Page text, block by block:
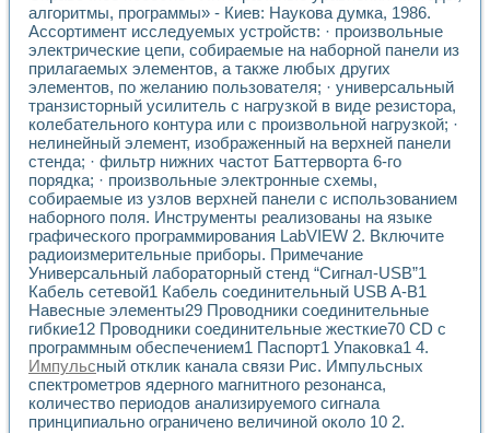
Обратный маятник
Устройство для изучения основ интерфейсов обмена по
Лабораторный практикум: изучение адиабатического
Стенд для исследования электрических переходных
Система статистической обработки результатов
Автоматизация лазерно-плазменных измерений с
Модельно-измерительный комплекс. Назначение. Состав.
Использование технологий NATIONAL INSTRUMENTS
Учебный практикум "Спектральный и корреляционный
Учебный стенд для исследования принципа действия
Оборудование и программное обеспечение учебных
Виртуальный лабораторный практикум для изучения
Управление роботом ТУР-10 средствами LabVIEW
Аппаратно-программный комплекс для исследования
Автоматизированный дистанционный лабораторный
Исследование возможности реставрации одномерных
Использование технологий NATIONAL INSTRUMENTS в
Разработка модификаций алгоритма полигармонической
Учебный стенд для исследования принципа действия
Виртуальная система поддержки принимаемых решений в
Преемственность дисциплин «Моделирование систем» и
алгоритмы, программы» - Киев: Наукова думка, 1986.
Ассортимент исследуемых устройств: · произвольные
электрические цепи, собираемые на наборной панели из
прилагаемых элементов, а также любых других
элементов, по желанию пользователя; · универсальный
транзисторный усилитель с нагрузкой в виде резистора,
колебательного контура или с произвольной нагрузкой; ·
нелинейный элемент, изображенный на верхней панели
стенда; · фильтр нижних частот Баттерворта 6-го
порядка; · произвольные электронные схемы,
собираемые из узлов верхней панели с использованием
наборного поля. Инструменты реализованы на языке
графического программирования LabVIEW 2. Включите
радиоизмерительные приборы. Примечание
Универсальный лабораторный стенд “Сигнал-USB”1
Кабель сетевой1 Кабель соединительный USB A-B1
Навесные элементы29 Проводники соединительные
гибкие12 Проводники соединительные жесткие70 CD с
программным обеспечением1 Паспорт1 Упаковка1 4.
Импульсный отклик канала связи Рис. Импульсных
спектрометров ядерного магнитного резонанса,
количество периодов анализируемого сигнала
принципиально ограничено величиной около 10 2.